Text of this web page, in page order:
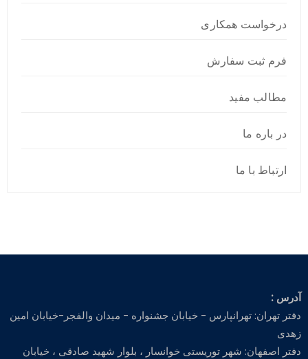
درخواست همکاری
فرم ثبت سفارش
مطالب مفید
در باره ما
ارتباط با ما
آدرس :
دفتر تهران: تهرانپارس - خیابان جشنواره - میدان والفجر-خیابان امین
زهدی
دفتر اصفهان: شهر توریستی خوانسار ، بلوار شهید صادقی ، خیابان